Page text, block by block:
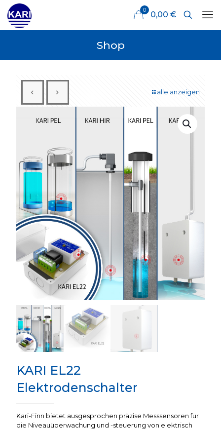
0 0,00 €
Shop
alle anzeigen
KARI EL22
Elektrodenschalter
Kari-Finn bietet ausgesprochen präzise Messsensoren für
die Niveauüberwachung und -steuerung von elektrisch